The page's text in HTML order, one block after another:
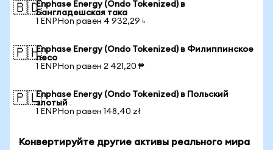
🇧🇩Enphase Energy (Ondo Tokenized) в
Бангладешская така
1 ENPHon равен 4 932,29 ৳
🇵🇭Enphase Energy (Ondo Tokenized) в Филиппинское
песо
1 ENPHon равен 2 421,20 ₱
🇵🇱Enphase Energy (Ondo Tokenized) в Польский
злотый
1 ENPHon равен 148,40 zł
Конвертируйте другие активы реального мира